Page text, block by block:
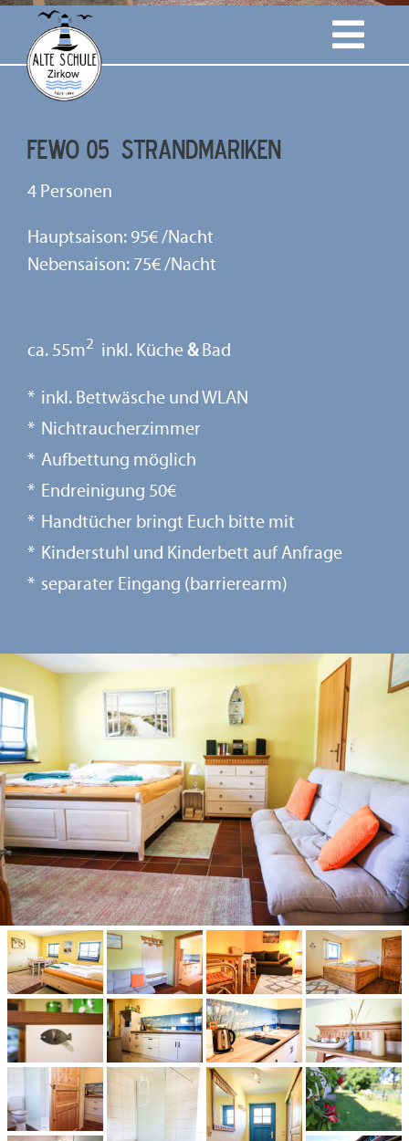
Willkommen
Ferienwohnungen
Anfrage & Anreise
FeWo 05 STRANDMARIKEN
4 Personen
Hauptsaison: 95€ /Nacht
Nebensaison: 75€ /Nacht
ca. 55m2 inkl. Küche&Bad
inkl. Bettwäsche und WLAN
Nichtraucherzimmer
Aufbettung möglich
Endreinigung 50€
Handtücher bringt Euch bitte mit
Kinderstuhl und Kinderbett auf Anfrage
separater Eingang (barrierearm)